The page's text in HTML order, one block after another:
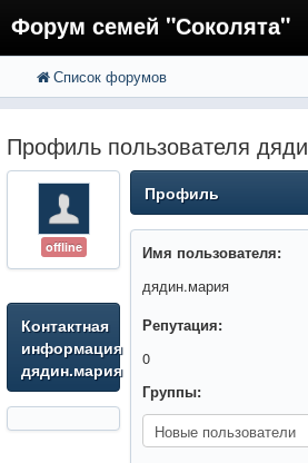
Форум семей "Соколята"
FAQ
Регистрация
Вход
Список форумов
Профиль пользователя
offline
Контактная
информация
дядин.мария
Профиль
Имя пользователя:
дядин.мария
Репутация:
0
Группы: